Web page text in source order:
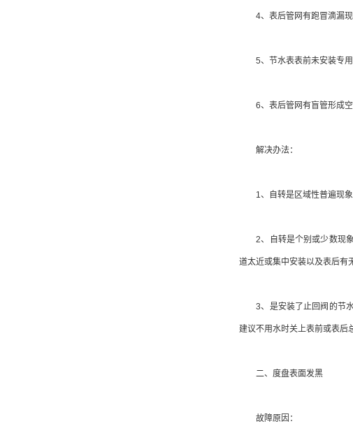
4、表后管网有跑冒滴漏现
5、节水表表前未安装专用
6、表后管网有盲管形成空
解决办法：
1、自转是区域性普遍现象
2、自转是个别或少数现象
道太近或集中安装以及表后有
3、是安装了止回阀的节水
建议不用水时关上表前或表后
二、度盘表面发黑
故障原因：